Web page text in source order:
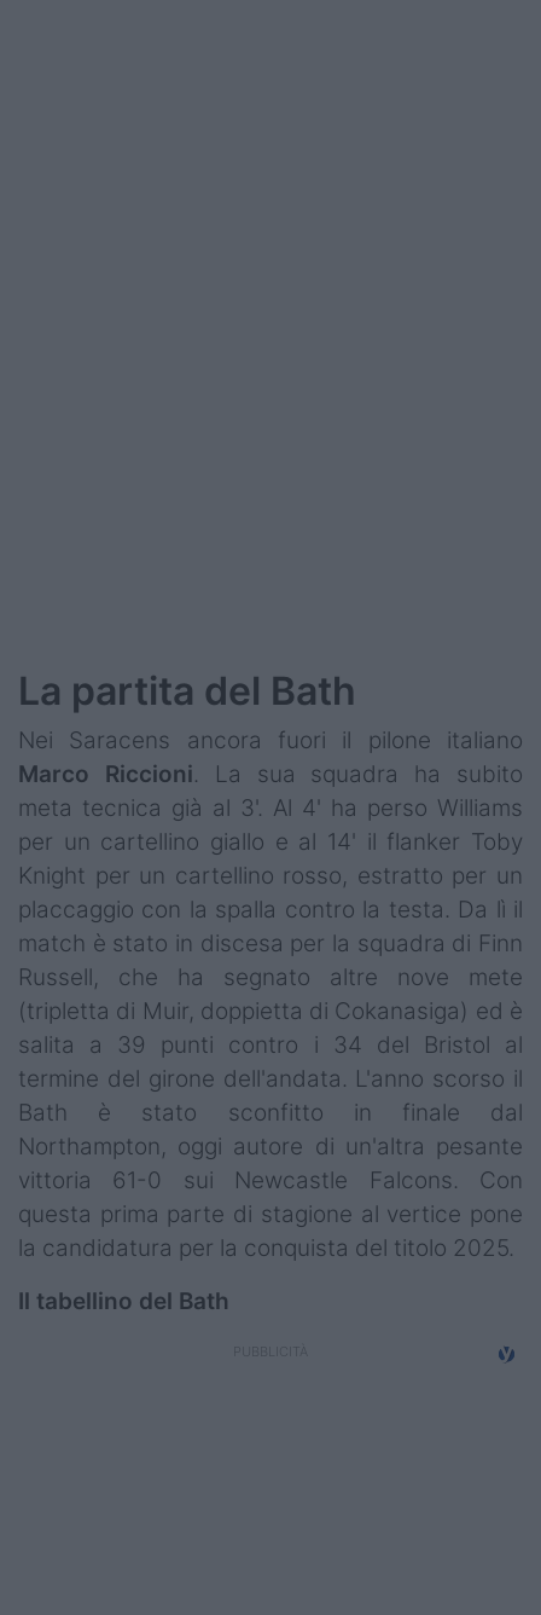
La partita del Bath
Nei Saracens ancora fuori il pilone italiano
Marco
Riccioni. La sua squadra ha subito
meta tecnica già al 3'. Al 4' ha perso Williams
per un cartellino giallo e al 14' il flanker Toby
Knight per un cartellino rosso, estratto per un
placcaggio con la spalla contro la testa. Da lì il
match è stato in discesa per la squadra di Finn
Russell, che ha segnato altre nove mete
(tripletta di Muir, doppietta di Cokanasiga) ed è
salita a 39 punti contro i 34 del Bristol al
termine del girone dell'andata. L'anno scorso il
Bath è stato sconfitto in finale dal
Northampton, oggi autore di un'altra pesante
vittoria 61-0 sui Newcastle Falcons. Con
questa prima parte di stagione al vertice pone
la candidatura per la conquista del titolo 2025.
Il tabellino del Bath